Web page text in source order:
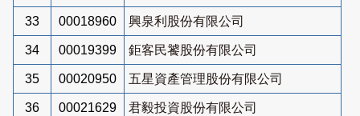
33 00018960 興泉利股份有限公司
34 00019399 鉅客民饕股份有限公司
35 00020950 五星資產管理股份有限公司
36 00021629 君毅投資股份有限公司